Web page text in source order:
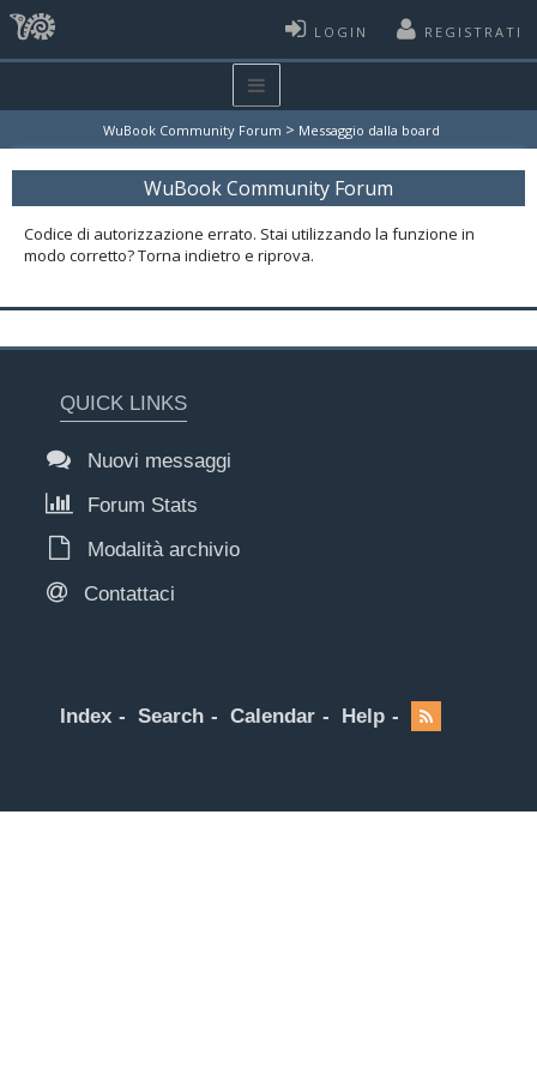
LOGIN REGISTRATI
WuBook Community Forum > Messaggio dalla board
WuBook Community Forum
Codice di autorizzazione errato. Stai utilizzando la funzione in
modo corretto? Torna indietro e riprova.
QUICK LINKS
Nuovi messaggi
Forum Stats
Modalità archivio
Contattaci
Index Search Calendar Help